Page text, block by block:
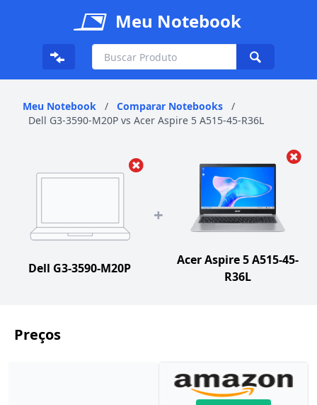
Meu Notebook
Meu Notebook / Comparar Notebooks
/
Dell G3-3590-M20P vs Acer Aspire 5 A515-45-R36L
Dell G3-3590-M20P
+
Acer Aspire 5 A515-45-
R36L
Preços